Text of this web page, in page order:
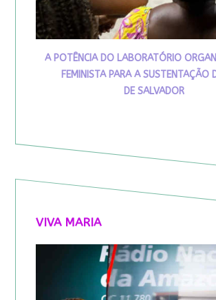
A POTÊNCIA DO LABORATÓRIO
FEMINISTA PARA A SUSTENTAÇÃO
DE SALVADOR
VIVA MARIA